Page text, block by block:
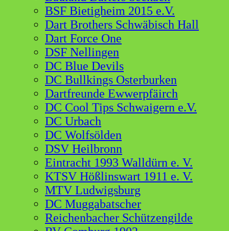
BSF Bietigheim 2015 e.V.
Dart Brothers Schwäbisch Hall
Dart Force One
DSF Nellingen
DC Blue Devils
DC Bullkings Osterburken
Dartfreunde Ewwerpfäirch
DC Cool Tips Schwaigern e.V.
DC Urbach
DC Wolfsölden
DSV Heilbronn
Eintracht 1993 Walldürn e. V.
KTSV Hößlinswart 1911 e. V.
MTV Ludwigsburg
DC Muggabatscher
Reichenbacher Schützengilde